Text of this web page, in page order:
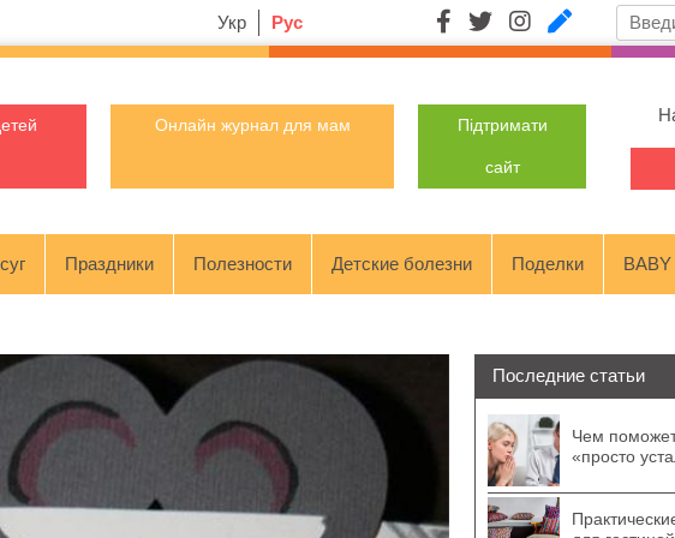
Укр Рус
Онлайн журнал для мам Підтримати
сайт
Праздники Полезности Детские болезни Поделки
Последние статьи
Чем поможет
«просто